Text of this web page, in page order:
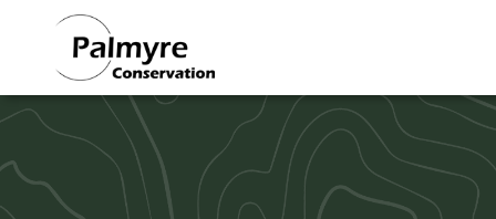
Aller au contenu principal
Section